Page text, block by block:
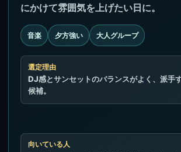
にかけて雰囲気を上げたい日に。
音楽 夕方強い 大人グループ
選定理由
DJ感とサンセットのバランスがよく、派手
候補。
向いている人